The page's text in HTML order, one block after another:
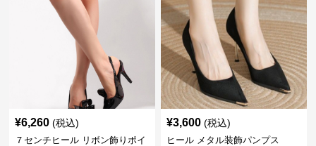
¥6,260 (税込)
７センチヒール リボン飾りポイ
¥3,600 (税込)
ヒール メタル装飾パンプス